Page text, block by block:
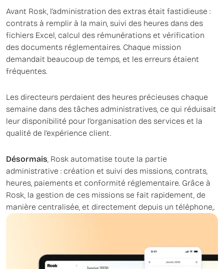
Avant Rosk, l’administration des extras était fastidieuse :
contrats à remplir à la main, suivi des heures dans des
fichiers Excel, calcul des rémunérations et vérification
des documents réglementaires. Chaque mission
demandait beaucoup de temps, et les erreurs étaient
fréquentes.
Les directeurs perdaient des heures précieuses chaque
semaine dans des tâches administratives, ce qui réduisait
leur disponibilité pour l’organisation des services et la
qualité de l’expérience client.
Désormais, Rosk automatise toute la partie
administrative : création et suivi des missions, contrats,
heures, paiements et conformité réglementaire. Grâce à
Rosk, la gestion de ces missions se fait rapidement, de
manière centralisée, et directement depuis un téléphone,.